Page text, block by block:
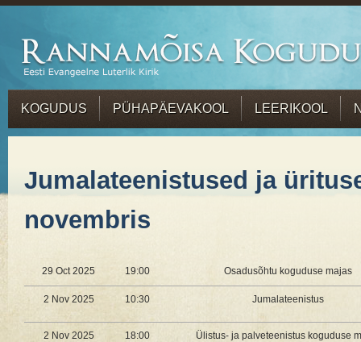
KOGUDUS PÜHAPÄEVAKOOL LEERIKOOL
Jumalateenistused ja
novembris
29 Oct 2025 19:00 Osadusõhtu koguduse majas
2 Nov 2025 10:30 Jumalateenistus
2 Nov 2025 18:00 Ülistus- ja palveteenistus koguduse